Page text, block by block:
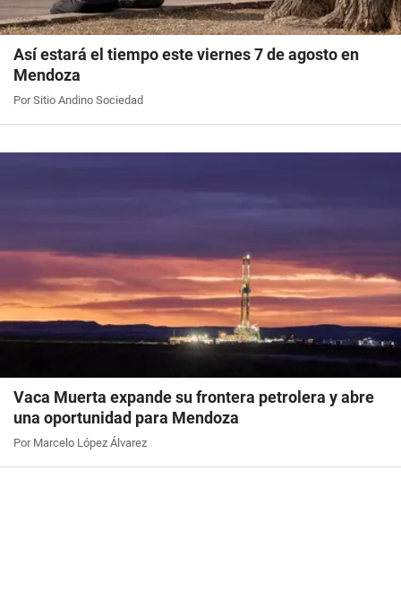
Así estará el tiempo este viernes 7 de agosto en
Mendoza
Por Sitio Andino Sociedad
Vaca Muerta expande su frontera petrolera y abre
una oportunidad para Mendoza
Por Marcelo López Álvarez